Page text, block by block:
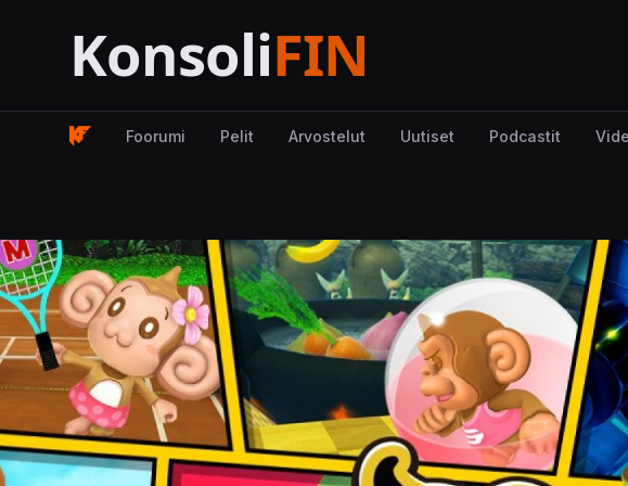
Foorumi Pelit Arvostelut Uutiset Podcastit